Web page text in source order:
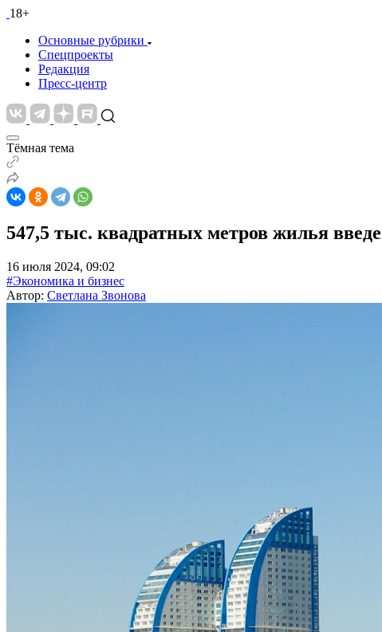
18+
Основные рубрики
Спецпроекты
Редакция
Пресс-центр
Тёмная тема
547,5 тыс. квадратных метров жилья
16 июля 2024, 09:02
#Экономика и бизнес
Автор: Светлана Звонова